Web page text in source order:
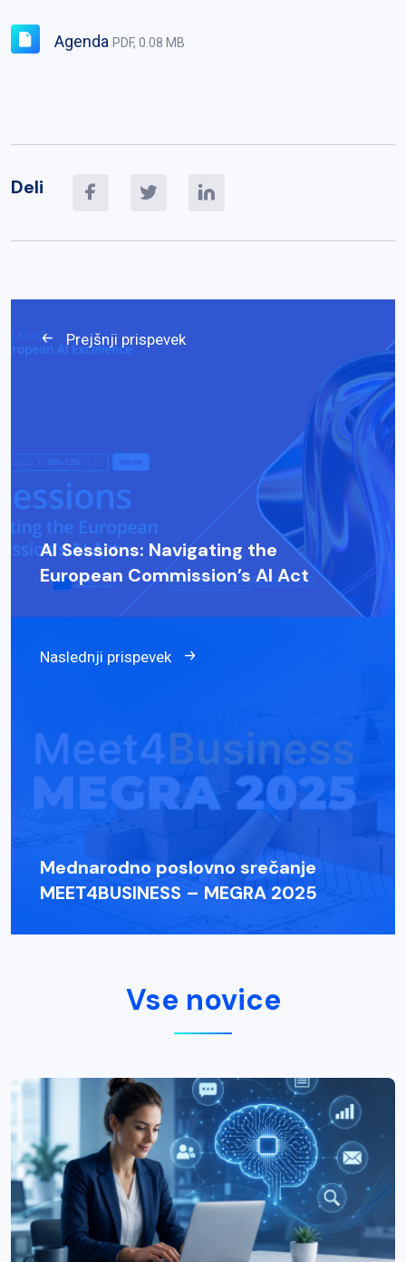
Agenda PDF, 0.08 MB
Deli
Prejšnji prispevek
AI Sessions: Navigating the
European Commission’s AI Act
Naslednji prispevek
Mednarodno poslovno srečanje
MEET4BUSINESS – MEGRA 2025
Vse novice